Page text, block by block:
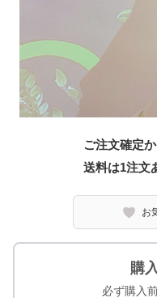
ご注文確定
送料は1注文
お
購
必ず購入